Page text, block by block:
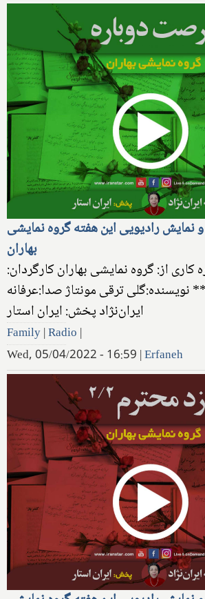
نمایش رادیویی این هفته گروه نمایشی
بهاران
از: گروه نمایشی بهاران کارگردان:
ترقی مونتاژ صدا:عرفانه
ایران‌نژاد پخش: ایران استار
Family|Radio |
Wed, 05/04/2022 - 16:59 |Erfaneh